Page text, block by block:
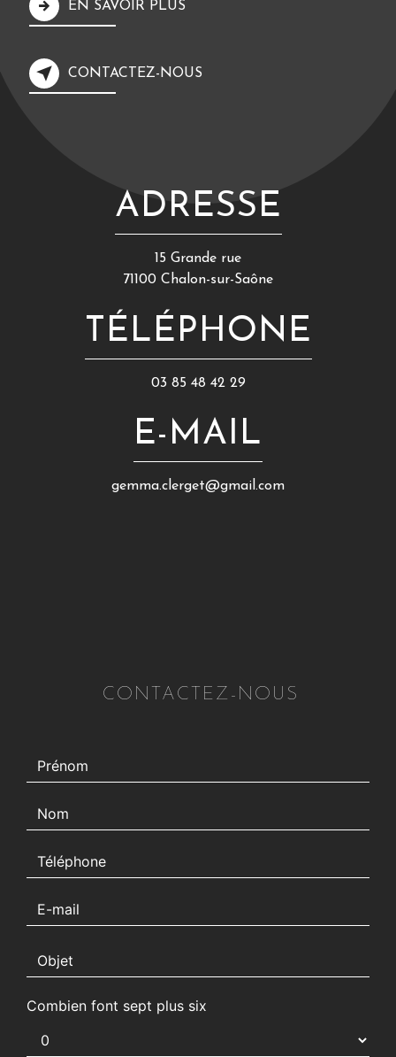
EN SAVOIR PLUS
CONTACTEZ-NOUS
ADRESSE
15 Grande rue
71100 Chalon-sur-Saône
TÉLÉPHONE
03 85 48 42 29
E-MAIL
gemma.clerget@gmail.com
CONTACTEZ-NOUS
Combien font sept plus six